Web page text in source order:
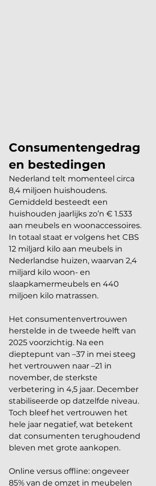
Consumentengedrag
en bestedingen
Nederland telt momenteel circa
8,4 miljoen huishoudens.
Gemiddeld besteedt een
huishouden jaarlijks zo’n € 1.533
aan meubels en woonaccessoires.
In totaal staat er volgens het CBS
12 miljard kilo aan meubels in
Nederlandse huizen, waarvan 2,4
miljard kilo woon- en
slaapkamermeubels en 440
miljoen kilo matrassen.
Het consumentenvertrouwen
herstelde in de tweede helft van
2025 voorzichtig. Na een
dieptepunt van –37 in mei steeg
het vertrouwen naar –21 in
november, de sterkste
verbetering in 4,5 jaar. December
stabiliseerde op datzelfde niveau.
Toch bleef het vertrouwen het
hele jaar negatief, wat betekent
dat consumenten terughoudend
bleven met grote aankopen.
Online versus offline: ongeveer
85% van de omzet in meubelen